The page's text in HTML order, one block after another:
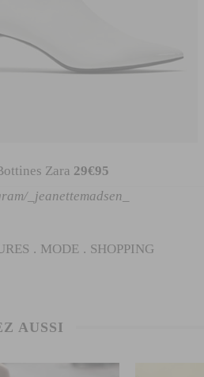
Zara 29€95
_jeanettemadsen_
MODE SHOPPING
AUSSI